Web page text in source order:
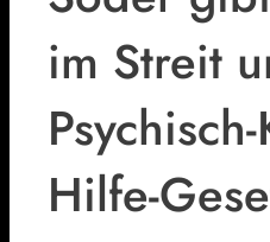
im Streit
Hilfe-